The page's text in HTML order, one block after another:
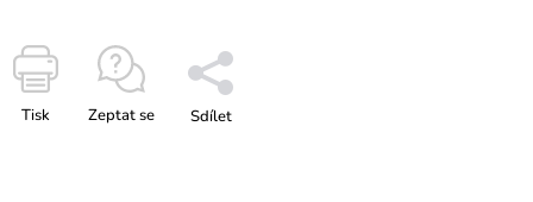
Tisk Zeptat se Sdílet